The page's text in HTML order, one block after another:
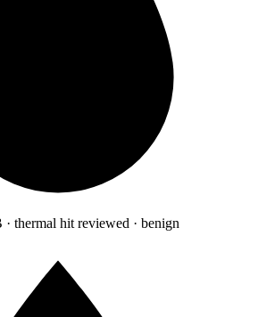
thermal hit reviewed · benign